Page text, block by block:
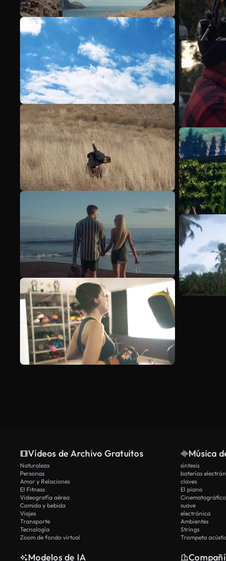
Vídeos de Archivo Gratuitos
Naturaleza
Personas
Amor y Relaciones
El Fitness
Videografía aérea
Comida y bebida
Viajes
Transporte
Tecnología
Zoom de fondo virtual
Música
síntesis
baterías
claves
El piano
Cinematográfico
suave
electrónica
Ambientes
Strings
Trompeta
Modelos de IA